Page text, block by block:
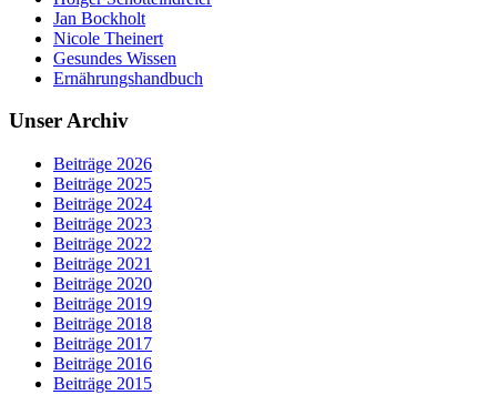
Jan Bockholt
Nicole Theinert
Gesundes Wissen
Ernährungshandbuch
Unser Archiv
Beiträge 2026
Beiträge 2025
Beiträge 2024
Beiträge 2023
Beiträge 2022
Beiträge 2021
Beiträge 2020
Beiträge 2019
Beiträge 2018
Beiträge 2017
Beiträge 2016
Beiträge 2015